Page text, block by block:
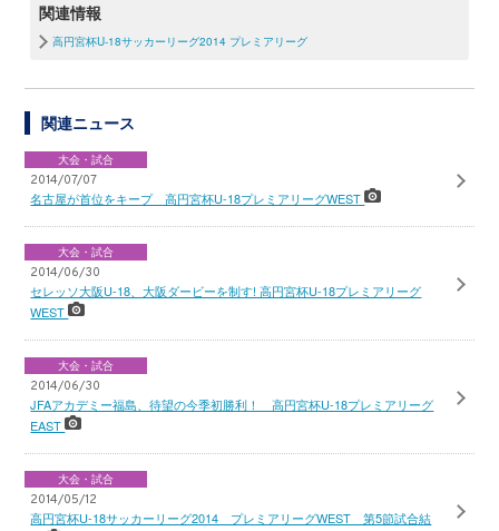
関連情報
高円宮杯U-18サッカーリーグ2014 プレミアリーグ
関連ニュース
大会・試合
2014/07/07
名古屋が首位をキープ 高円宮杯U-18プレミアリーグWEST
大会・試合
2014/06/30
セレッソ大阪U-18、大阪ダービーを制す! 高円宮杯U-18プレミアリーグ
WEST
大会・試合
2014/06/30
JFAアカデミー福島、待望の今季初勝利！ 高円宮杯U-18プレミアリーグ
EAST
大会・試合
2014/05/12
高円宮杯U-18サッカーリーグ2014 プレミアリーグWEST 第5節試合結